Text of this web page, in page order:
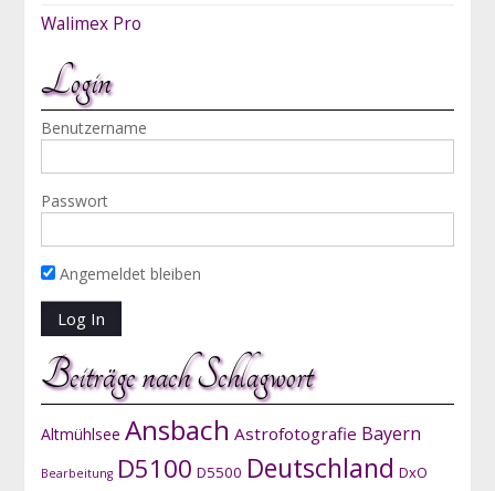
Walimex Pro
Login
Benutzername
Passwort
Angemeldet bleiben
Beiträge nach Schlagwort
Altmühlsee Ansbach Astrofotografie Bayern
Bearbeitung D5100 D5500 Deutschland DxO